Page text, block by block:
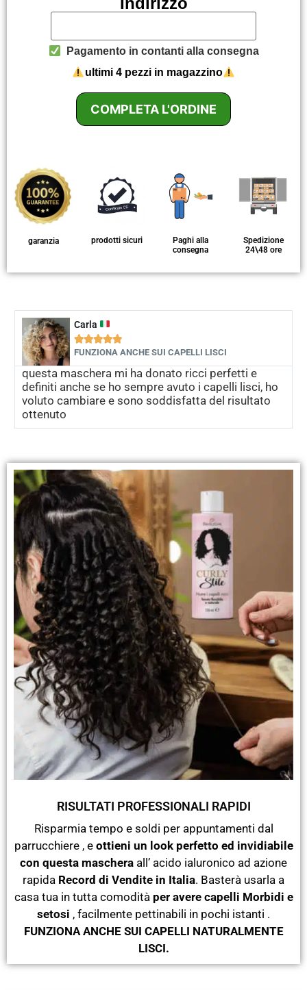
Pagamento in contanti alla consegna
ultimi 4 pezzi in magazzino
COMPLETA L'ORDINE
garanzia prodotti sicuri
Paghi alla
consegna
Spedizione
24\48 ore
Carla

FUNZIONA ANCHE SUI CAPELLI LISCI
questa maschera mi ha donato ricci perfetti e
definiti anche se ho sempre avuto i capelli lisci, ho
voluto cambiare e sono soddisfatta del risultato
ottenuto
RISULTATI PROFESSIONALI RAPIDI
Risparmia tempo e soldi per appuntamenti dal
parrucchiere , e ottieni un look perfetto ed invidiabile
con questa maschera all’ acido ialuronico ad azione
rapida Record di Vendite in Italia. Basterà usarla a
casa tua in tutta comodità per avere capelli Morbidi e
setosi , facilmente pettinabili in pochi istanti .
FUNZIONA ANCHE SUI CAPELLI NATURALMENTE
LISCI.